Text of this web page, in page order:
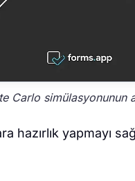
Carlo simülasyonunun
hazırlık yapmayı